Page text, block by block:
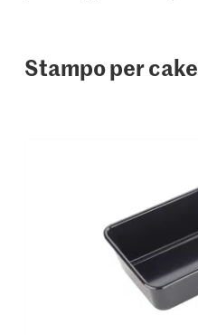
Stampo per cake